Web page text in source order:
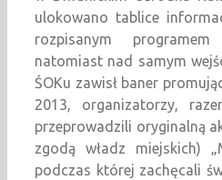
ulokowano tablice
rozpisanym
natomiast nad samym
ŚOKu zawisł baner
2013, organizatorzy,
przeprowadzili oryginalną
zgodą władz miejskich)
podczas której zachęcali